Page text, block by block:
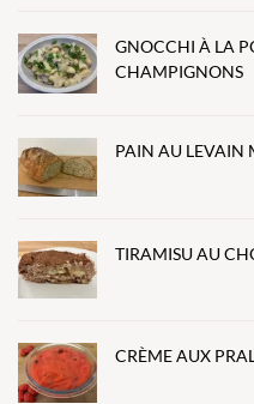
GNOCCHI À LA
CHAMPIGNONS
PAIN AU LEVAIN
TIRAMISU AU
CRÈME AUX